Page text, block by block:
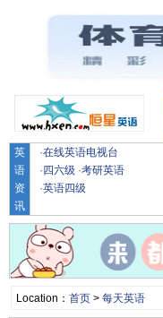
英
语
资
讯
·在线英语电视台
· 四六级 ·考研英语
·英语四级
Location： 首页> 每天英语